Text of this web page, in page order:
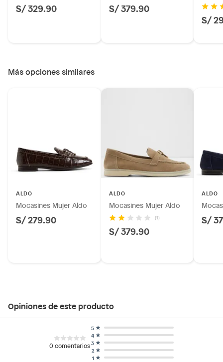
S/ 329.90 S/ 379.90
S/
Más opciones similares
ALDO
Mocasines Mujer Aldo
S/ 279.90
ALDO
Mocasines Mujer Aldo
(1)
S/ 379.90
ALDO
S/
Opiniones de este producto
0comentarios
1
2
3
4
5